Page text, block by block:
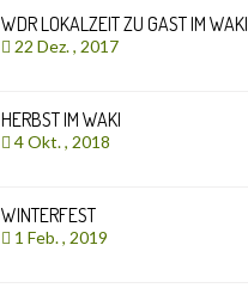
WDR LOKALZEIT ZU GAST IM WAKI
22 Dez. , 2017
HERBST IM WAKI
4 Okt. , 2018
WINTERFEST
1 Feb. , 2019